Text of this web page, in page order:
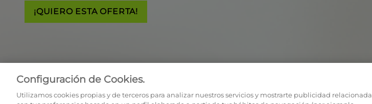
¡QUIERO ESTA OFERTA!
Configuración de Cookies.
Utilizamos cookies propias y de terceros para analizar nuestros servicios y mostrarte publicidad relacionada